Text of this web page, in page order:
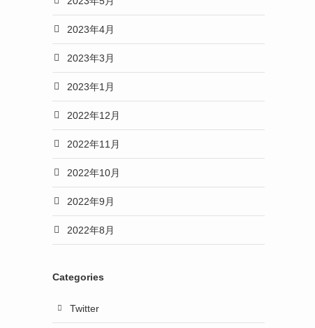
2023年4月
2023年3月
2023年1月
2022年12月
2022年11月
2022年10月
2022年9月
2022年8月
Categories
Twitter